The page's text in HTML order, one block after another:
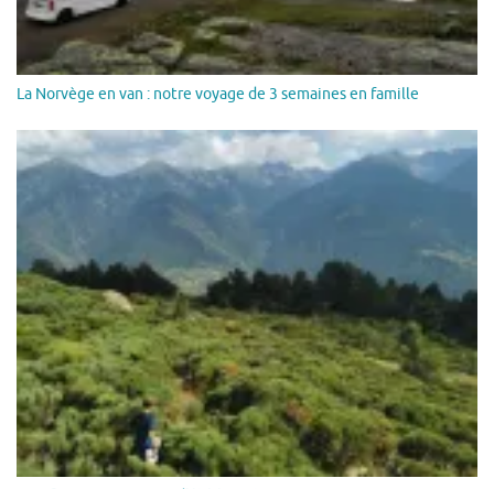
La Norvège en van : notre voyage de 3 semaines en famille